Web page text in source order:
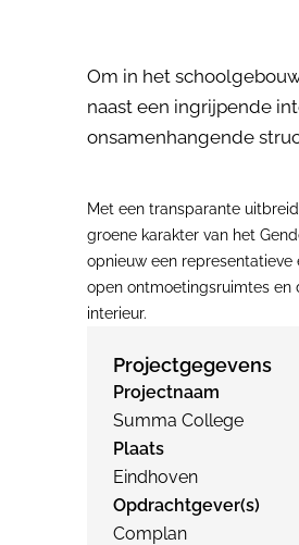
Om in het
naast een ingrijpende
onsamenhangende
Met een transparante
groene karakter van het
opnieuw een
open ontmoetingsruimtes en
interieur.
Projectgegevens
Projectnaam
Summa College
Plaats
Eindhoven
Opdrachtgever(s)
Complan